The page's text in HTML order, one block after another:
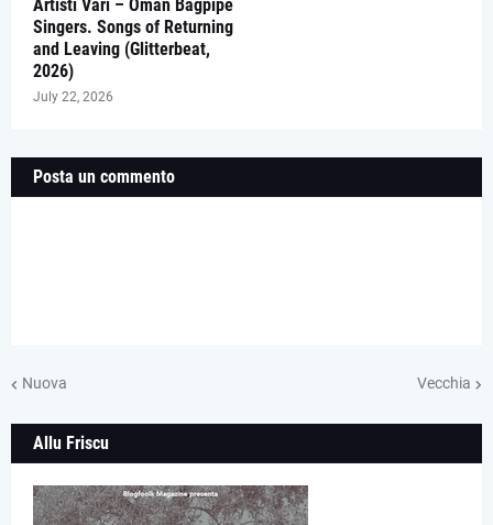
Artisti Vari – Oman Bagpipe
Singers. Songs of Returning
and Leaving (Glitterbeat,
2026)
July 22, 2026
Posta un commento
Nuova Vecchia
Allu Friscu